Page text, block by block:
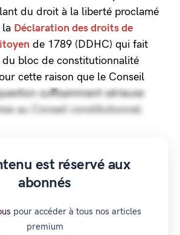
du droit à la liberté proclamé
la Déclaration des droits de
de 1789 (DDHC) qui fait
du bloc de constitutionnalité
cette raison que le Conseil
suffisamment sérieuse
au Conseil constitutionnel.
est réservé aux
abonnés
pour accéder à tous nos articles
premium